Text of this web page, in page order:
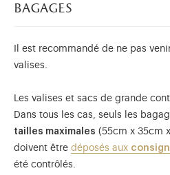
bagages
Il est recommandé de ne pas
valises.
Les valises et sacs de grande
Dans tous les cas, seuls les
tailles maximales (55cm x 35cm
doivent être déposés aux
été contrôlés.